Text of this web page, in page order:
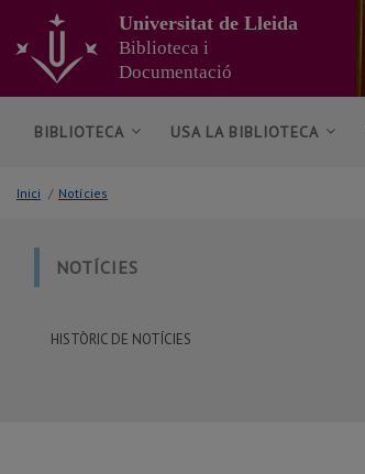
contingut
principal
de
pàgina
Universitat de Lleida
Biblioteca i
Documentació
BIBLIOTECA USA LA BIBLIOTECA
Inici / Notícies
NOTÍCIES
HISTÒRIC DE NOTÍCIES